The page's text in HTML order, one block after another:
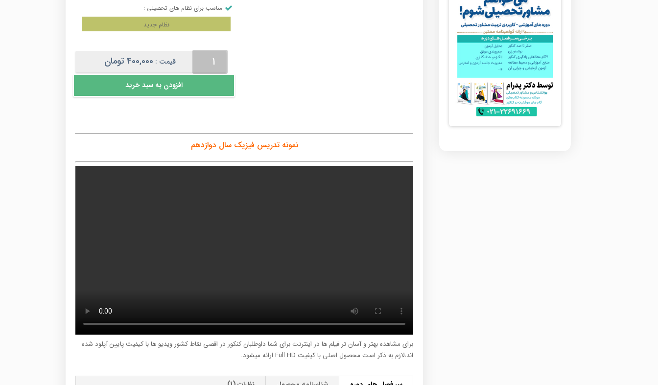
مناسب برای نظام های تحصیلی :
نظام جدید
دوازدهم
قیمت : 400,000 تومان
افزودن به سبد خرید
نمونه تدریس فیزیک سال دوازدهم
برای مشاهده بهتر و آسان تر فیلم ها در اینترنت برای شما داوطلبان کنکور در اقصی نقاط کشور ویدیو ها با کیفیت پایین آپلود شده
اند،لازم به ذکر است محصول اصلی با کیفیت Full HD ارائه میشود.